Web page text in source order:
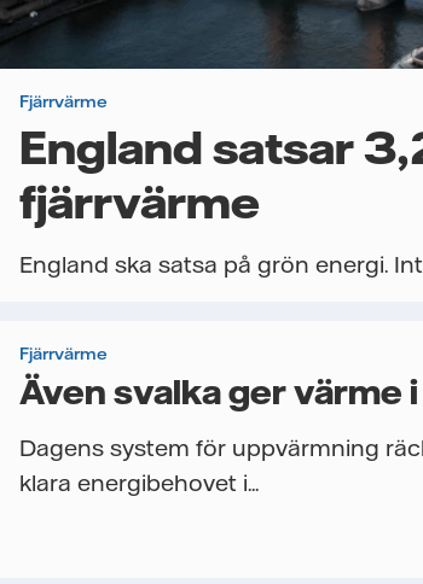
Fjärrvärme
England satsar
fjärrvärme
England ska satsa på grön energi.
Fjärrvärme
Även svalka ger värme
Dagens system för uppvärmning
klara energibehovet i...